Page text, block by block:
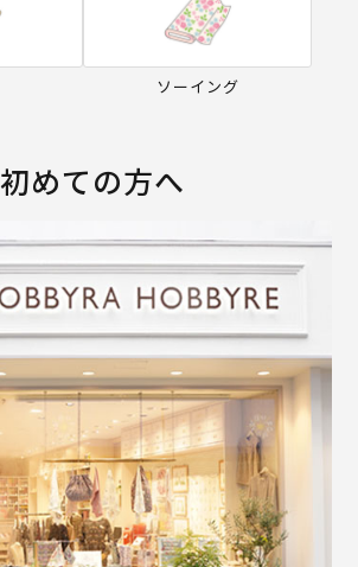
ソーイング
初めての方へ